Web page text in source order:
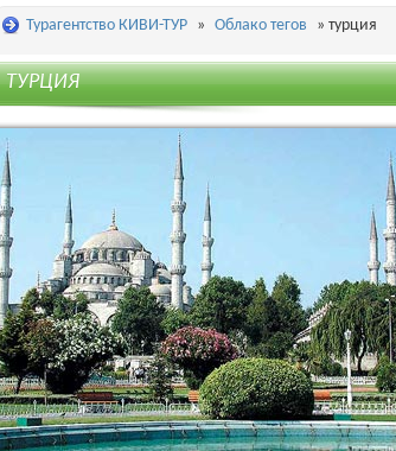
Турагентство КИВИ-ТУР » Облако тегов » турция
ТУРЦИЯ